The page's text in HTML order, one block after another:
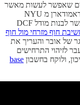
שאפשר לעשות מאשר
לבחור מכפיל הכנסות ולקבוע שזה השווי. פרופ׳ דאמודארן מ NYU
(שזכה לכינוי "valuation professor) מראה שאפשר לבנות מודל DCF
חוף מזרחי מול חוף
של אובר והעריך את
לזיהוי התרחישים
ולוקח בחשבון base